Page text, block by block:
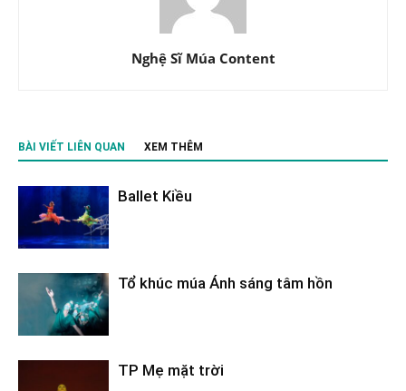
Nghệ Sĩ Múa Content
BÀI VIẾT LIÊN QUAN XEM THÊM
Ballet Kiều
Tổ khúc múa Ánh sáng tâm hồn
TP Mẹ mặt trời